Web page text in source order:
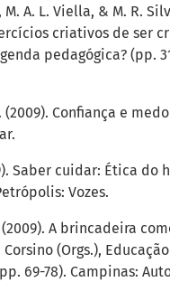
M. A. L. Viella, & M. R.
criativos de ser
pedagógica? (pp.
(2009). Confiança e
Saber cuidar: Ética do
Vozes.
(2009). A brincadeira
Corsino (Orgs.),
69-78). Campinas: